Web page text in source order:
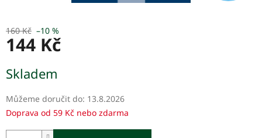
160 Kč –10 %
144 Kč
cena:
Skladem
Můžeme doručit do: 13.8.2026
Doprava od 59 Kč nebo zdarma